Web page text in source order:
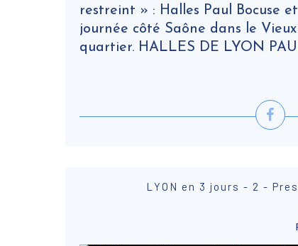
restreint » : Halles Paul Bocuse
journée côté Saône dans le
quartier. HALLES DE LYON
LYON en 3 jours - 2 -